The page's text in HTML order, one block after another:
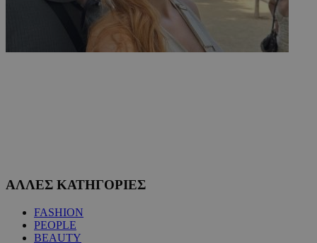
ΑΛΛΕΣ ΚΑΤΗΓΟΡΙΕΣ
FASHION
PEOPLE
BEAUTY